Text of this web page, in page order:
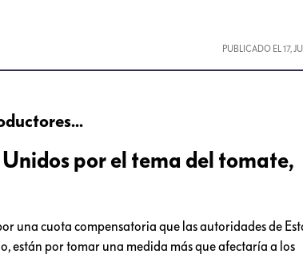
PUBLICADO EL17,
por el tema del tomate,
una cuota compensatoria que las autoridades de
están por tomar una medida más que afectaría a los